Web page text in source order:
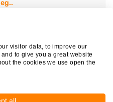
visitor data, to improve our
to give you a great website
the cookies we use open the